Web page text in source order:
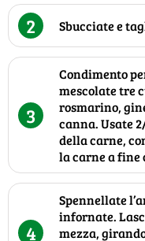
2 Sbucciate e
3
Condimento
mescolate tre
rosmarino,
canna. Usate
della carne,
la carne a fine
4
Spennellate
infornate.
mezza,